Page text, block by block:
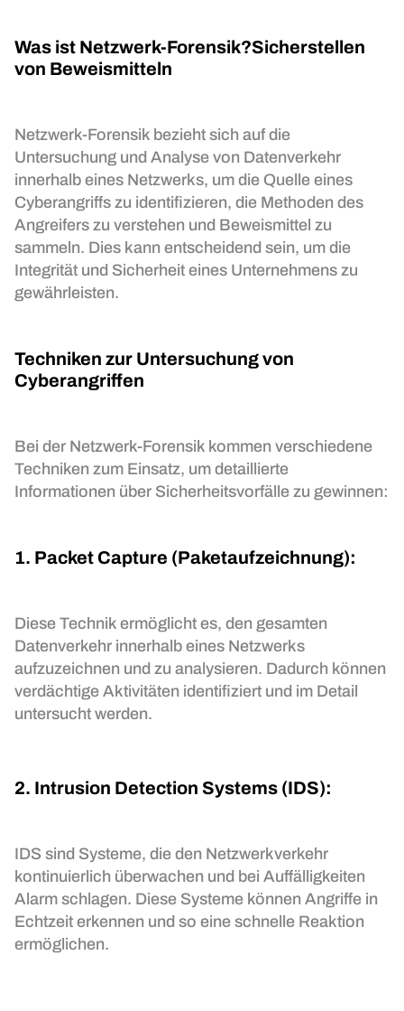
Was ist Netzwerk-Forensik?Sicherstellen
von Beweismitteln
Netzwerk-Forensik bezieht sich auf die
Untersuchung und Analyse von Datenverkehr
innerhalb eines Netzwerks, um die Quelle eines
Cyberangriffs zu identifizieren, die Methoden des
Angreifers zu verstehen und Beweismittel zu
sammeln. Dies kann entscheidend sein, um die
Integrität und Sicherheit eines Unternehmens zu
gewährleisten.
Techniken zur Untersuchung von
Cyberangriffen
Bei der Netzwerk-Forensik kommen verschiedene
Techniken zum Einsatz, um detaillierte
Informationen über Sicherheitsvorfälle zu gewinnen:
1. Packet Capture (Paketaufzeichnung):
Diese Technik ermöglicht es, den gesamten
Datenverkehr innerhalb eines Netzwerks
aufzuzeichnen und zu analysieren. Dadurch können
verdächtige Aktivitäten identifiziert und im Detail
untersucht werden.
2. Intrusion Detection Systems (IDS):
IDS sind Systeme, die den Netzwerkverkehr
kontinuierlich überwachen und bei Auffälligkeiten
Alarm schlagen. Diese Systeme können Angriffe in
Echtzeit erkennen und so eine schnelle Reaktion
ermöglichen.